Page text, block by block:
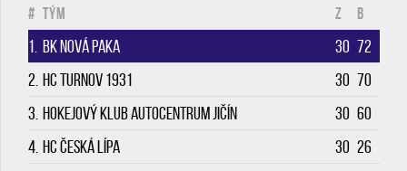
# Tým Z B
1. BK Nová Paka 30 72
2. HC Turnov 1931 30 70
3. Hokejový klub Autocentrum Jičín 30 60
4. HC Česká Lípa 30 26